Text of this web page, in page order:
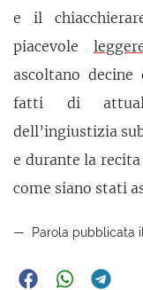
e il
piacevole
ascoltano
fatti di
dell’ingiustizia
e durante la
come siano stati
Parola pubblicata